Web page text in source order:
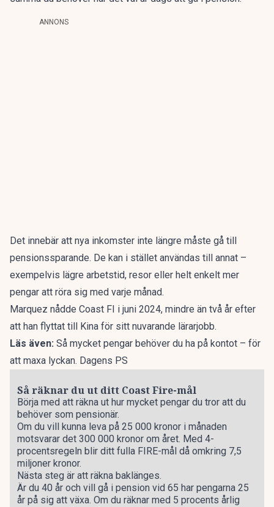
ANNONS
Det innebär att nya inkomster inte längre måste gå till
pensionssparande. De kan i stället användas till annat –
exempelvis lägre arbetstid, resor eller helt enkelt mer
pengar att röra sig med varje månad.
Marquez nådde Coast FI i juni 2024, mindre än två år efter
att han flyttat till Kina för sitt nuvarande lärarjobb.
Läs även: Så mycket pengar behöver du ha på kontot – för
att maxa lyckan. Dagens PS
Så räknar du ut ditt Coast Fire-mål
Börja med att räkna ut hur mycket pengar du tror att du
behöver som pensionär.
Om du vill kunna leva på 25 000 kronor i månaden
motsvarar det 300 000 kronor om året. Med 4-
procentsregeln blir ditt fulla FIRE-mål då omkring 7,5
miljoner kronor.
Nästa steg är att räkna baklänges.
Är du 40 år och vill gå i pension vid 65 har pengarna 25
år på sig att växa. Om du räknar med 5 procents årlig